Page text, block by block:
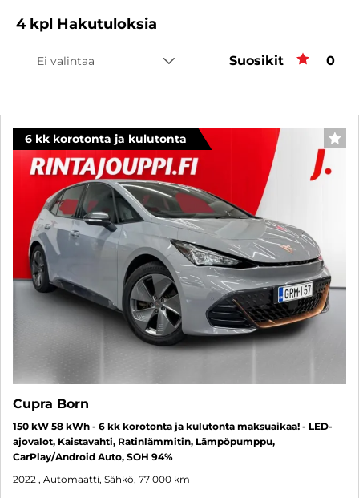
4kpl Hakutuloksia
Ei valintaa Suosikit 0
6 kk korotonta ja kulutonta
Cupra Born
150 kW 58 kWh - 6 kk korotonta ja kulutonta maksuaikaa! - LED-
ajovalot, Kaistavahti, Ratinlämmitin, Lämpöpumppu,
CarPlay/Android Auto, SOH 94%
2022 , Automaatti, Sähkö, 77 000 km